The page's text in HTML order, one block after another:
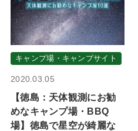
キャンプ場・キャンプサイト
2020.03.05
【徳島：天体観測にお勧
めなキャンプ場・BBQ
場】徳島で星空が綺麗な